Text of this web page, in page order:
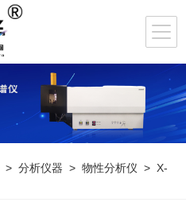
>分析仪器 >物性分析仪 > X-